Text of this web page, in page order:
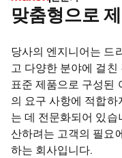
맞춤형으로
당사의 엔지니어는 드
고 다양한 분야에 걸친
표준 제품으로 구성된
의 요구 사항에 적합하
는 데 전문화되어 있습
산하려는 고객의 필요
하는 회사입니다.